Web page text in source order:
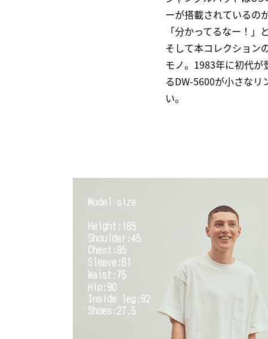
ーが搭載されているの
「分かってるなー！」
そして本コレクション
モノ。1983年に初代が
るDW-5600が小さなリ
い。